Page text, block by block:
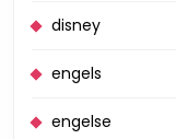
disney
engels
engelse